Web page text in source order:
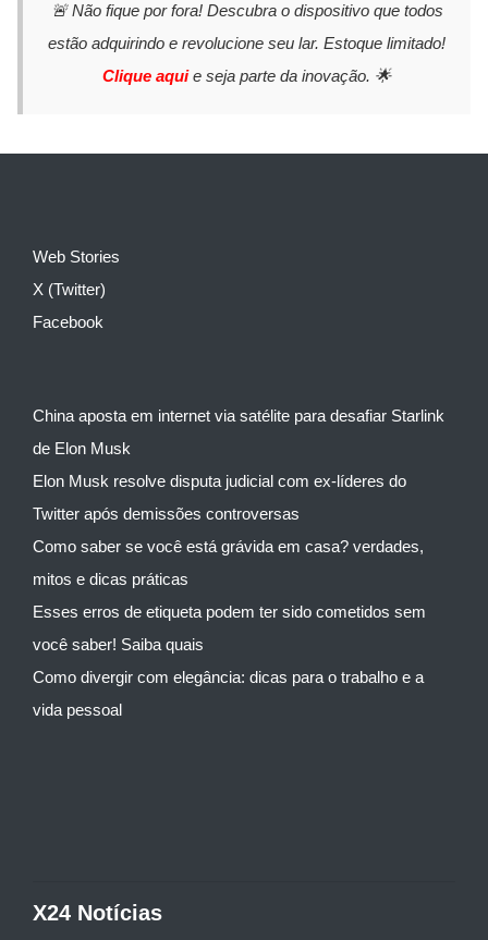
🚨 Não fique por fora! Descubra o dispositivo que todos
estão adquirindo e revolucione seu lar. Estoque limitado!
Clique aquie seja parte da inovação. 🌟
Web Stories
X (Twitter)
Facebook
China aposta em internet via satélite para desafiar Starlink
de Elon Musk
Elon Musk resolve disputa judicial com ex-líderes do
Twitter após demissões controversas
Como saber se você está grávida em casa? verdades,
mitos e dicas práticas
Esses erros de etiqueta podem ter sido cometidos sem
você saber! Saiba quais
Como divergir com elegância: dicas para o trabalho e a
vida pessoal
X24 Notícias